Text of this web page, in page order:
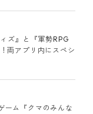
ズ』と『軍勢RPG
両アプリ内にスペシ
ーム『クマのみんな